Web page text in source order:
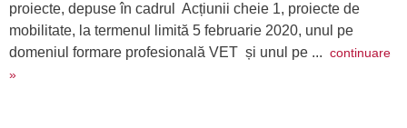
proiecte, depuse în cadrul Acțiunii cheie 1, proiecte de
mobilitate, la termenul limită 5 februarie 2020, unul pe
domeniul formare profesională VET și unul pe ... continuare
»